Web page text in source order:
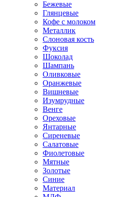
Бежевые
Глянцевые
Кофе с молоком
Металлик
Слоновая кость
Фуксия
Шоколад
Шампань
Оливковые
Оранжевые
Вишневые
Изумрудные
Венге
Ореховые
Янтарные
Сиреневые
Салатовые
Фиолетовые
Мятные
Золотые
Синие
Материал